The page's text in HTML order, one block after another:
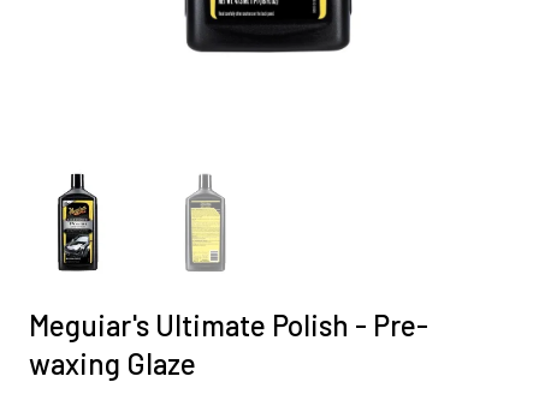
Meguiar's Ultimate Polish - Pre-
waxing Glaze